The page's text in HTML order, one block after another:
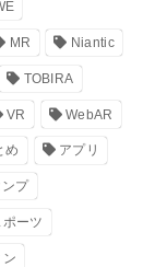
MR Niantic
TOBIRA
VR WebAR
め アプリ
ンプ
ポーツ